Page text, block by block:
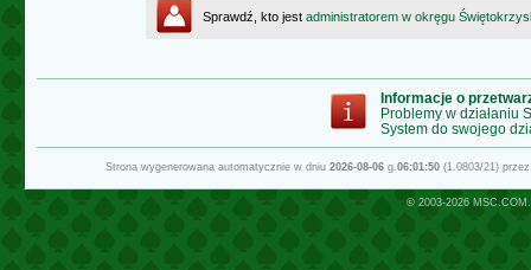
Sprawdź, kto jest administratorem w okręgu
Informacje o
Problemy w działaniu
System do swojego
Strona wygenerowana automatycznie w dniu 2026-08-06g.06:01:50(1.0803/21)
© 2003-2026